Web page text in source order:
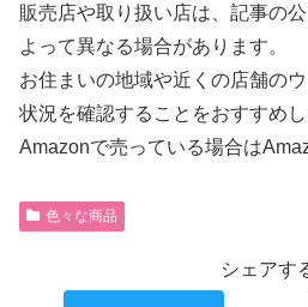
販売店や取り扱い店は、記事の
よって異なる場合があります。
お住まいの地域や近くの店舗の
状況を確認することをおすすめし
Amazonで売っている場合は
色々な商品
シェアす